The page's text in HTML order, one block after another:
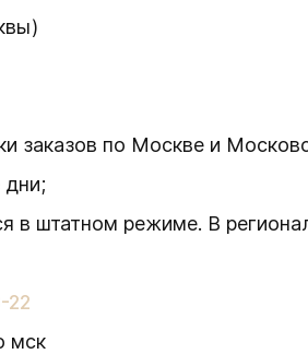
заказов по Москве и
в штатном режиме. В
22
мск